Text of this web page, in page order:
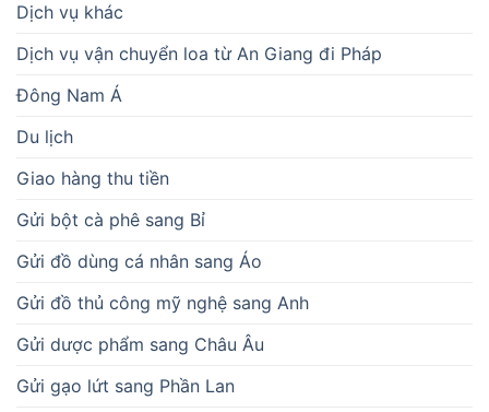
Dịch vụ khác
Dịch vụ vận chuyển loa từ An Giang đi Pháp
Đông Nam Á
Du lịch
Giao hàng thu tiền
Gửi bột cà phê sang Bỉ
Gửi đồ dùng cá nhân sang Áo
Gửi đồ thủ công mỹ nghệ sang Anh
Gửi dược phẩm sang Châu Âu
Gửi gạo lứt sang Phần Lan